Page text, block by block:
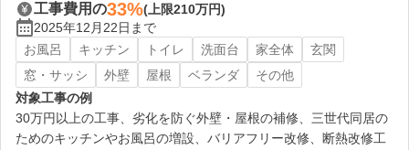
工事費用の33%(上限210万円)
2025年12月22日まで
お風呂
キッチン トイレ 洗面台 家全体
玄関
窓・サッシ
外壁 屋根 ベランダ
その他
対象工事の例
30万円以上の工事、劣化を防ぐ外壁・屋根の補修、三世代同居の
ためのキッチンやお風呂の増設、バリアフリー改修、断熱改修工